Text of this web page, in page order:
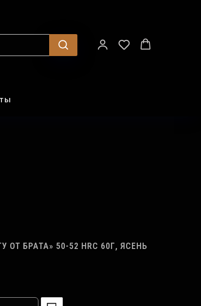
БРАТА» 50-52 HRC 60Г, ЯСЕНЬ